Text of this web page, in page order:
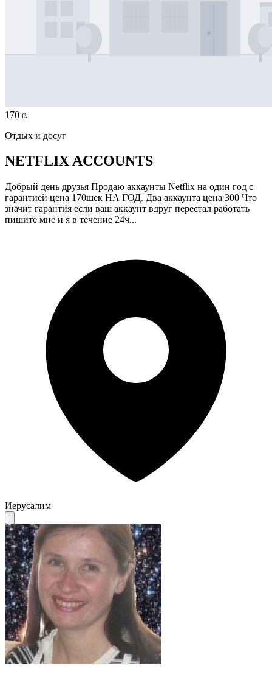
170 ₪
Отдых и досуг
NETFLIX ACCOUNTS
Добрый день друзья Продаю аккаунты Netflix на один год с
гарантией цена 170шек НА ГОД. Два аккаунта цена 300 Что
значит гарантия если ваш аккаунт вдруг перестал работать
пишите мне и я в течение 24ч...
Иерусалим